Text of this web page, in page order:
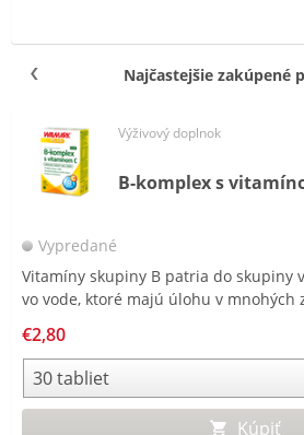
Najčastejšie zakúpené
Výživový doplnok
B-komplex s
Vypredané
Vitamíny skupiny B patria do skupiny
vo vode, ktoré majú úlohu v mnohých
pri varení alebo spracovaní potravín.
€2,80
Kúpiť